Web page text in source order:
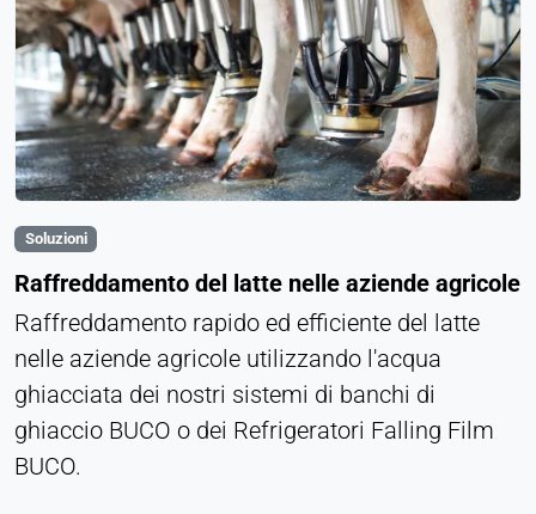
Soluzioni
Raffreddamento del latte nelle aziende agricole
Raffreddamento rapido ed efficiente del latte
nelle aziende agricole utilizzando l'acqua
ghiacciata dei nostri sistemi di banchi di
ghiaccio BUCO o dei Refrigeratori Falling Film
BUCO.